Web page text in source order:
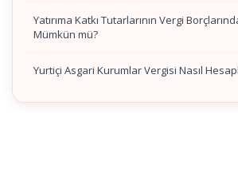
Yatırıma Katkı Tutarlarının Vergi
Mümkün mü?
Yurtiçi Asgari Kurumlar Vergisi Nasıl